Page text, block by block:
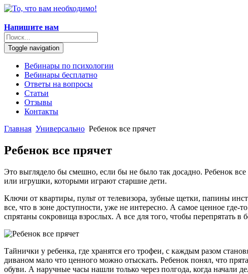
Напишите нам
Toggle navigation
Вебинары по психологии
Вебинары бесплатно
Ответы на вопросы
Статьи
Отзывы
Контакты
Главная Универсально Ребенок все прячет
Ребенок все прячет
Это выглядело бы смешно, если бы не было так досадно. Ребенок
или игрушки, которыми играют старшие дети.
Ключи от квартиры, пульт от телевизора, зубные щетки, папины
все, что в зоне доступности, уже не интересно. А самое ценное
спрятаны сокровища взрослых. А все для того, чтобы перепрятать в
Тайнички у ребенка, где хранятся его трофеи, с каждым разом
диваном мало что ценного можно отыскать. Ребенок понял, что
обуви. А наручные часы нашли только через полгода, когда начали